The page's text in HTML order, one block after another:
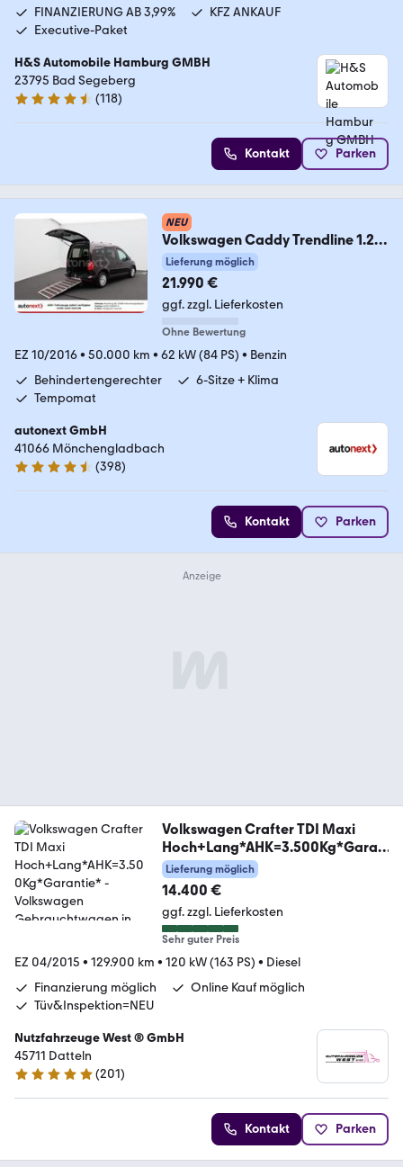
FINANZIERUNG AB 3,99%
KFZ ANKAUF
Executive-Paket
H&S Automobile Hamburg GMBH
23795 Bad Segeberg
4.6 Sterne
(118)
Kontakt Parken
NEU
Volkswagen Caddy Trendline 1.2
TSI *Rollstuhl-Rampe* 3315
Lieferung möglich
21.990 €
ggf. zzgl. Lieferkosten
Ohne Bewertung
EZ 10/2016• 50.000 km • 62 kW (84 PS) • Benzin
Behindertengerechter
6-Sitze + Klima
Tempomat
autonext GmbH
41066 Mönchengladbach
4.7 Sterne
(398)
Kontakt Parken
Volkswagen Crafter TDI Maxi
Hoch+Lang*AHK=3.500Kg*Garan
tie*
Lieferung möglich
14.400 €
ggf. zzgl. Lieferkosten
Sehr guter Preis
EZ 04/2015 • 129.900 km • 120 kW (163 PS) • Diesel
Finanzierung möglich
Online Kauf möglich
Tüv&Inspektion=NEU
Nutzfahrzeuge West ® GmbH
45711 Datteln
4.9 Sterne
(201)
Kontakt Parken